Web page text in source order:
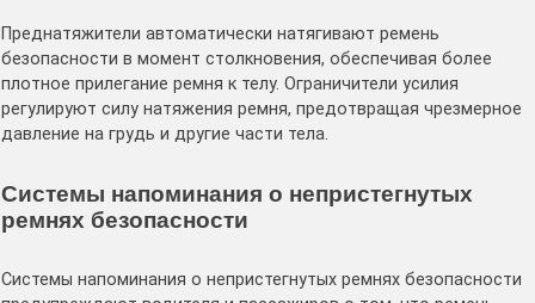
Преднатяжители автоматически натягивают ремень
безопасности в момент столкновения, обеспечивая более
плотное прилегание ремня к телу. Ограничители усилия
регулируют силу натяжения ремня, предотвращая чрезмерное
давление на грудь и другие части тела.
Системы напоминания о непристегнутых
ремнях безопасности
Системы напоминания о непристегнутых ремнях безопасности